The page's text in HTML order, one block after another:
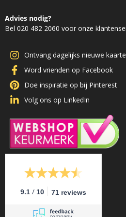
Advies nodig?
Bel 020 482 2060 voor onze
Ontvang dagelijks nieuwe
Word vrienden op Facebook
Doe inspiratie op bij Pinterest
Volg ons op LinkedIn
9.1 / 10 71 reviews